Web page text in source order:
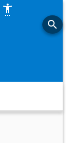
settings_accessibility
search